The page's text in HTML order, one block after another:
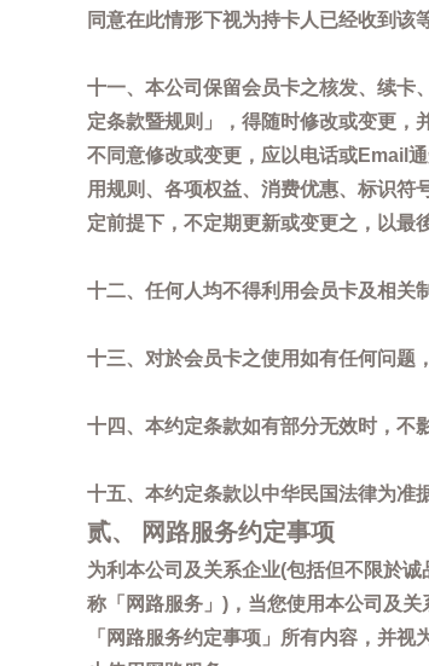
同意在此情形下视为持卡人已经收到该
十一、本公司保留会员卡之核发、续卡
定条款暨规则」，得随时修改或变更，
不同意修改或变更，应以电话或Email
用规则、各项权益、消费优惠、标识
定前提下，不定期更新或变更之，以最
十二、任何人均不得利用会员卡及相关
十三、对於会员卡之使用如有任何问题
十四、本约定条款如有部分无效时，不
十五、本约定条款以中华民国法律为准
贰、 网路服务约定事项
为利本公司及关系企业(包括但不限於
称「网路服务」)，当您使用本公司及
「网路服务约定事项」所有内容，并